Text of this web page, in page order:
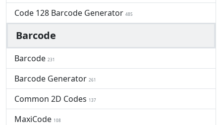
Code 128 Barcode Generator 485
Barcode
Barcode 231
Barcode Generator 261
Common 2D Codes 137
MaxiCode 108